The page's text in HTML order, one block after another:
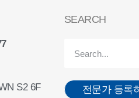
S2 6F
SEARCH
전문가 등록